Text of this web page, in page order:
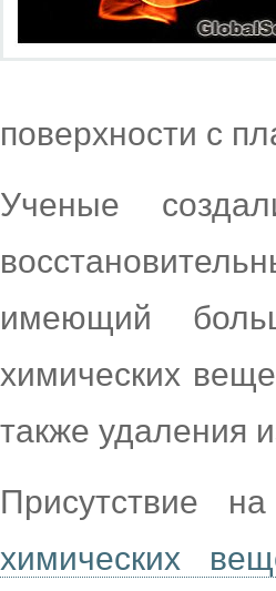
поверхности с
Ученые
имеющий
химических
также удаления
Присутствие
химических